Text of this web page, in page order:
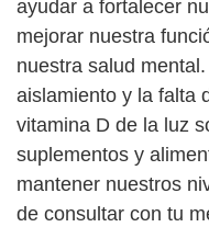
ayudar a fortalecer
mejorar nuestra
nuestra salud
aislamiento y la falta
vitamina D de la luz
suplementos y
mantener nuestros
de consultar con tu